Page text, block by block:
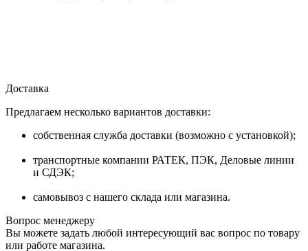
Доставка
Предлагаем несколько вариантов доставки:
собственная служба доставки (возможно с установкой);
транспортные компании РАТЕК, ПЭК, Деловые линии
и СДЭК;
самовывоз с нашего склада или магазина.
Вопрос менеджеру
Вы можете задать любой интересующий вас вопрос по товару
или работе магазина.